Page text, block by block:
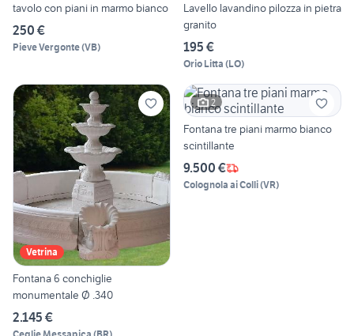
tavolo con piani in marmo bianco
250 €
Pieve Vergonte(VB)
Lavello lavandino pilozza in pietra
granito
195 €
Orio Litta (LO)
Vetrina
Fontana 6 conchiglie
monumentale Ø .340
2.145 €
2
Fontana tre piani marmo bianco
scintillante
9.500 €
Colognola ai Colli(VR)